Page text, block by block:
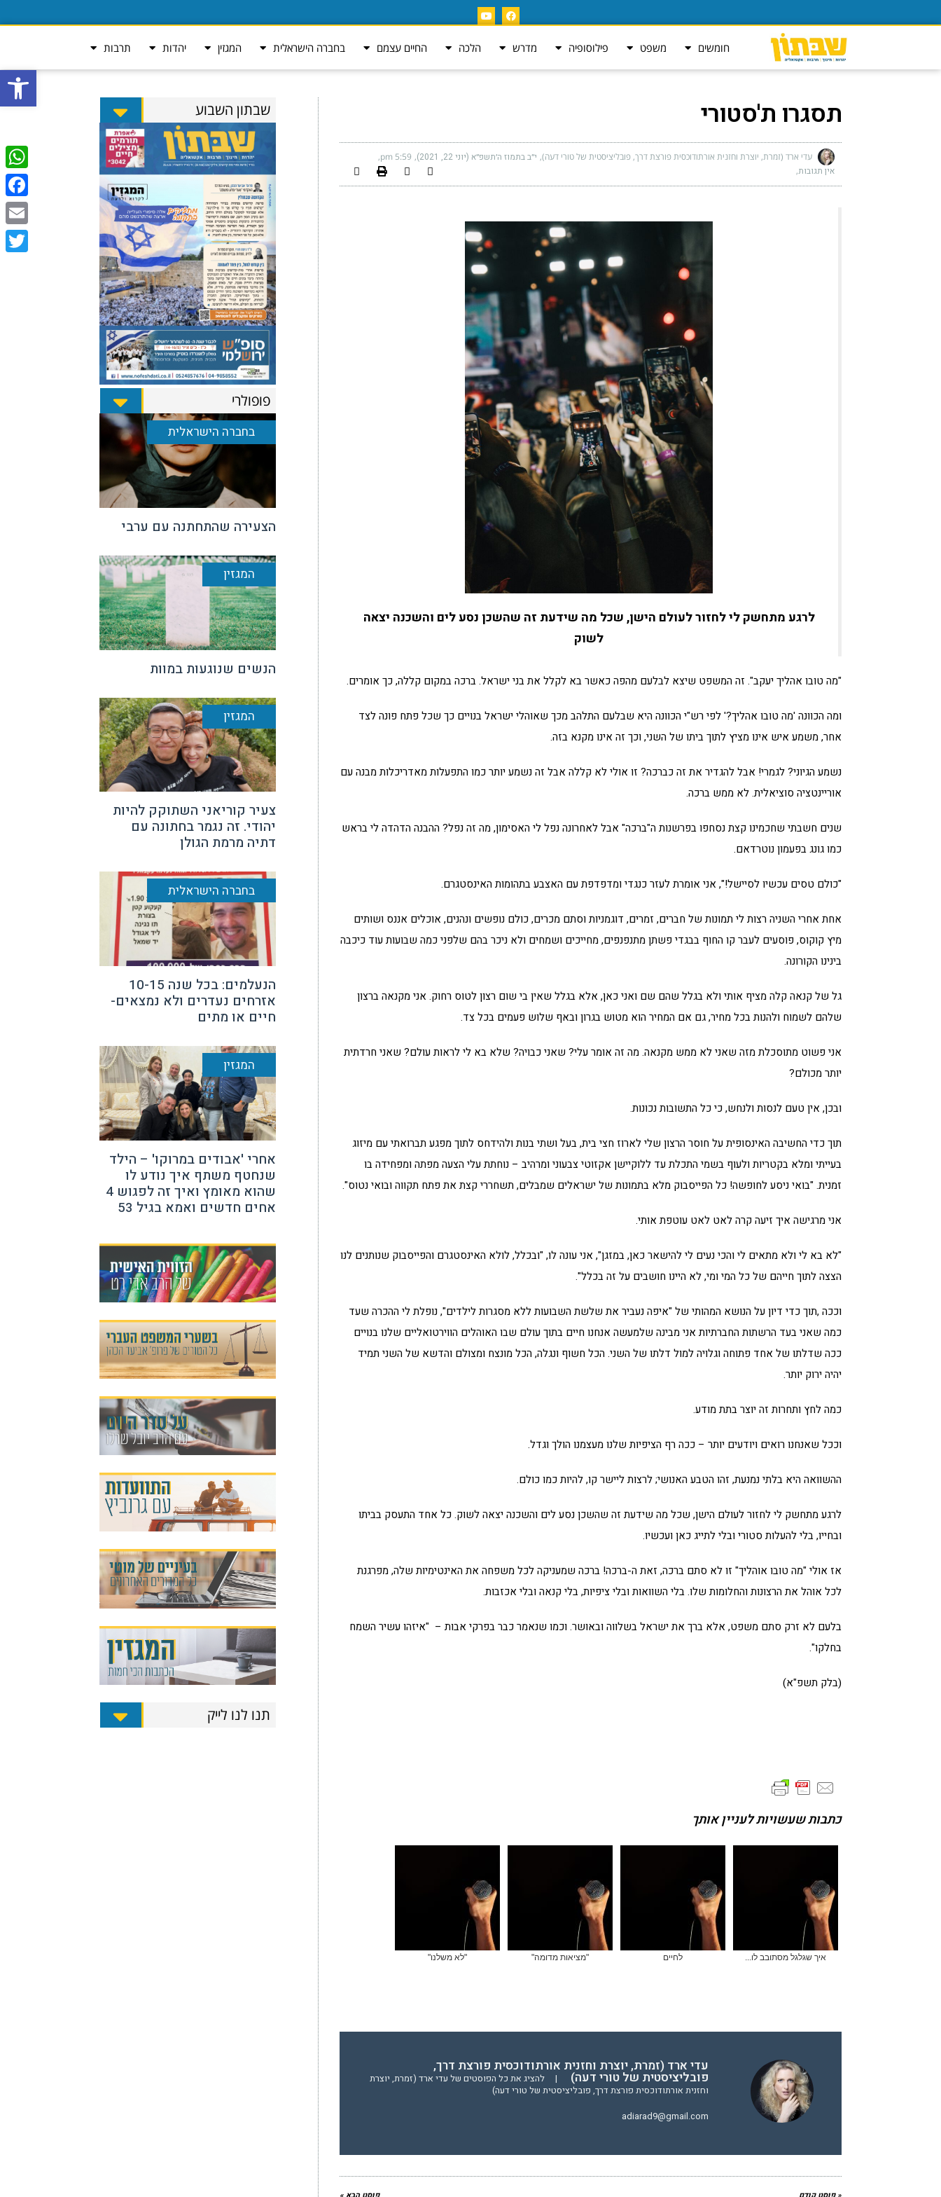
פתח
חומשים משפט פילוסופיה מדרש הלכה החיים עצמם בחברה הישראלית המגזין יהדות תרבות
תסגרו ת'סטורי
עדי ארד (זמרת, יוצרת וחזנית אורתודוכסית פורצת דרך, פובליציסטית של טורי דעה) י״ב בתמוז ה׳תשפ״א (יוני 22, 2021) 5:59 pm
אין תגובות
לרגע מתחשק לי לחזור לעולם הישן, שכל מה שידעת זה שהשכן נסע לים והשכנה יצאה
לשוק
"מה טובו אהליך יעקב". זה המשפט שיצא לבלעם מהפה כאשר בא לקלל את בני ישראל. ברכה במקום קללה, כך אומרים.
ומה הכוונה 'מה טובו אהליך?' לפי רש"י הכוונה היא שבלעם התלהב מכך שאוהלי ישראל בנויים כך שכל פתח פונה לצד
אחר, משמע איש אינו מציץ לתוך ביתו של השני, וכך זה אינו מקנא בזה.
נשמע הגיוני? לגמרי! אבל להגדיר את זה כברכה? זו אולי לא קללה אבל זה נשמע יותר כמו התפעלות מאדריכלות מבנה עם
אוריינטציה סוציאלית. לא ממש ברכה.
שנים חשבתי שחכמינו קצת נסחפו בפרשנות ה"ברכה" אבל לאחרונה נפל לי האסימון, מה זה נפל? ההבנה הדהדה לי בראש
כמו גונג בפעמון נוטרדאם.
"כולם טסים עכשיו לסיישל!", אני אומרת לעזר כנגדי ומדפדפת עם האצבע בתהומות האינסטגרם.
אחת אחרי השניה רצות לי תמונות של חברים, זמרים, דוגמניות וסתם מכרים, כולם נופשים ונהנים, אוכלים אננס ושותים
מיץ קוקוס, פוסעים לעבר קו החוף בבגדי פשתן מתנפנפים, מחייכים ושמחים ולא ניכר בהם שלפני כמה שבועות עוד כיכבה
בינינו הקורונה.
גל של קנאה קלה מציף אותי ולא בגלל שהם שם ואני כאן, אלא בגלל שאין בי שום רצון לטוס רחוק. אני מקנאה ברצון
שלהם לשמוח ולהנות בכל מחיר, גם אם המחיר הוא מטוש בגרון ובאף שלוש פעמים בכל צד.
אני פשוט מתוסכלת מזה שאני לא ממש מקנאה. מה זה אומר עלי? שאני כבויה? שלא בא לי לראות עולם? שאני חרדתית
יותר מכולם?
ובכן, אין טעם לנסות ולנחש, כי כל התשובות נכונות.
תוך כדי החשיבה האינסופית על חוסר הרצון שלי לארוז חצי בית, בעל ושתי בנות ולהידחס לתוך מפגע תברואתי עם מיזוג
בעייתי ומלא בקטריות ולעוף בשמי התכלת עד ללוקיישן אקזוטי צבעוני ומרהיב – נוחתת עלי הצעה מפתה ומפחידה בו
זמנית. "בואי ניסע לחופשה! כל הפייסבוק מלא בתמונות של ישראלים שמבלים, תשחררי קצת את פתח תקווה ובואי נטוס".
אני מרגישה איך זיעה קרה לאט לאט עוטפת אותי.
"לא בא לי ולא מתאים לי והכי נעים לי להישאר כאן, במזגן", אני עונה לו, "ובכלל, לולא האינסטגרם והפייסבוק שנותנים לנו
הצצה לתוך חייהם של כל המי ומי, לא היינו חושבים על זה בכלל".
וככה ,תוך כדי דיון על הנושא המהותי של "איפה נעביר את שלשת השבועות ללא מסגרות לילדים", נופלת לי ההכרה שעד
כמה שאני בעד הרשתות החברתיות אני מבינה שלמעשה אנחנו חיים בתוך עולם שבו האוהלים הווירטואליים שלנו בנויים
ככה שדלתו של אחד פתוחה וגלויה למול דלתו של השני. הכל חשוף ונגלה, הכל מונצח ומצולם והדשא של השני תמיד
יהיה ירוק יותר.
כמה לחץ ותחרות זה יוצר בתת מודע.
וככל שאנחנו רואים ויודעים יותר – ככה רף הציפיות שלנו מעצמנו הולך וגדל.
ההשוואה היא בלתי נמנעת, זהו הטבע האנושי; לרצות ליישר קו, להיות כמו כולם.
לרגע מתחשק לי לחזור לעולם הישן, שכל מה שידעת זה שהשכן נסע לים והשכנה יצאה לשוק. כל אחד התעסק בביתו
ובחייו, בלי להעלות סטורי ובלי לתייג כאן ועכשיו.
אז אולי "מה טובו אוהליך" זו לא סתם ברכה, זאת ה-ברכה! ברכה שמעניקה לכל משפחה את האינטימיות שלה, מפרגנת
לכל אוהל את הרצונות והחלומות שלו. בלי השוואות ובלי ציפיות, בלי קנאה ובלי אכזבות.
בלעם לא זרק סתם משפט, אלא ברך את ישראל בשלווה ובאושר. וכמו שנאמר כבר בפרקי אבות – "איזהו עשיר השמח
בחלקו".
(בלק תשפ"א)
כתבות שעשויות לעניין אותך
איך שגלגל מסתובב לו... לחיים "מציאות מדומה" "לא משלנו"
עדי ארד (זמרת, יוצרת וחזנית אורתודוכסית פורצת דרך,
פובליציסטית של טורי דעה) |
להציג את כל הפוסטים של עדי ארד (זמרת, יוצרת
וחזנית אורתודוכסית פורצת דרך, פובליציסטית של טורי דעה)
adiarad9@gmail.com
שבתון השבוע
פופולרי
בחברה הישראלית
הצעירה שהתחתנה עם ערבי
המגזין
הנשים שנוגעות במוות
המגזין
צעיר קוריאני השתוקק להיות
יהודי. זה נגמר בחתונה עם
דתיה מרמת הגולן
בחברה הישראלית
הנעלמים: בכל שנה 10-15
אזרחים נעדרים ולא נמצאים-
חיים או מתים
המגזין
אחרי 'אבודים במרוקו' – הילד
שנחטף משתף איך נודע לו
שהוא מאומץ ואיך זה לפגוש 4
אחים חדשים ואמא בגיל 53
תנו לנו לייק
Email